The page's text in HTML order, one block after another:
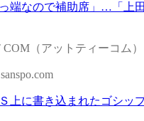
端なので補助席」…「上
COM（アットティーコム）
sanspo.com
上に書き込まれたゴシッ